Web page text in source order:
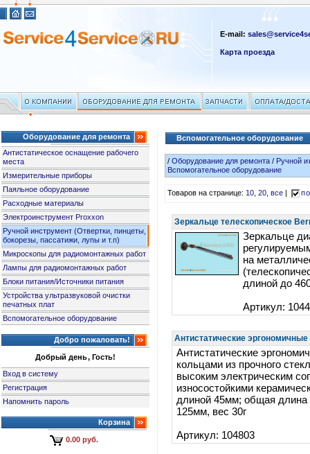
E-mail:
Карта проезда
Оборудование для ремонта
Антистатическое оснащение рабочего
места
Измерительные приборы
Паяльное оборудование
Расходные материалы
Электроинструмент Proxxon
Ручной инструмент (Отвертки, пинцеты,
бокорезы, пассатижи, лупы и т.п)
Микроскопы для радиомонтажных работ
Лампы для радиомонтажных работ
Блоки питания/Источники питания
Устройства ультразвуковой очистки
печатных плат
Вспомогательное оборудование
Добро пожаловать!
Добрый день, Гость!
Вход в систему
Регистрация
Напомнить пароль
Корзина
0.00 руб.
Вспомогательное оборудование
/Оборудование для ремонта / Ручной
Вспомогательное оборудование
Товаров на странице:10,20,все
Зеркальце телескопическое
Зеркальце
на
длиной до
Артикул:
Антистатические
Антистатические
кольцами из прочного
высоким электрическим
износостойкими
длиной 45мм; общая длина
125мм, вес 30г
Артикул: 104803